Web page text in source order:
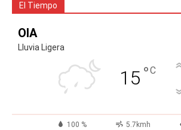
El Tiempo
OIA
Lluvia Ligera
15 °C
100 % 5.7kmh